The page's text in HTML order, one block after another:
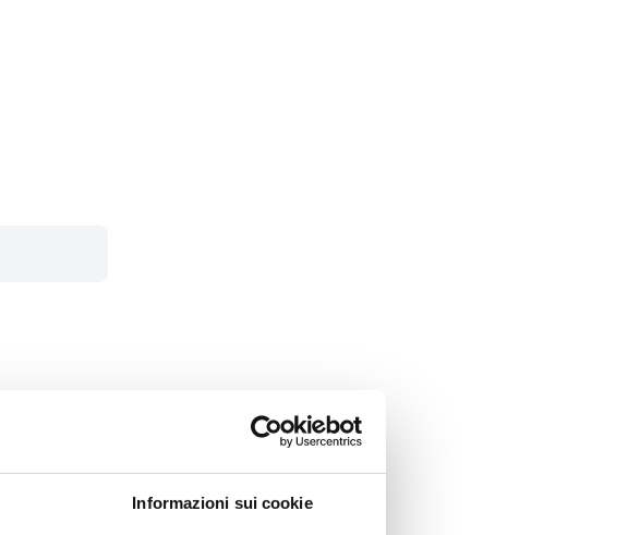
Informazioni sui cookie